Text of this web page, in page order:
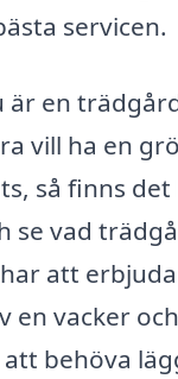
servicen.
är en
vill ha en
så finns det
se vad
att
en vacker
behöva